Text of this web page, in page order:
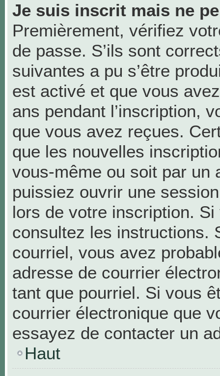
Je suis inscrit mais ne
Premièrement, vérifiez
de passe. S’ils sont
suivantes a pu s’être
est activé et que vous
ans pendant l’inscription,
que vous avez reçues.
que les nouvelles
vous-même ou soit par un
puissiez ouvrir une
lors de votre inscription.
consultez les instructions.
courriel, vous avez
adresse de courrier
tant que pourriel. Si vous
courrier électronique que
essayez de contacter un
Haut